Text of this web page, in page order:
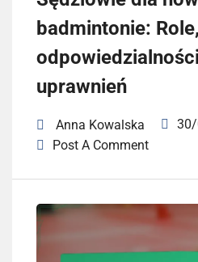
badmintonie: Role,
uprawnień
Anna Kowalska
Post A Comment